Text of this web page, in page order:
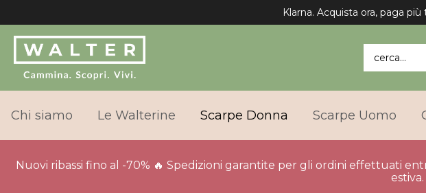
Klarna. Acquista ora, paga
cerca...
Chi siamo Le Walterine Scarpe Donna Scarpe Uomo
Nuovi ribassi fino al -70% 🔥 Spedizioni garantite per gli ordini effettuati
estiva.